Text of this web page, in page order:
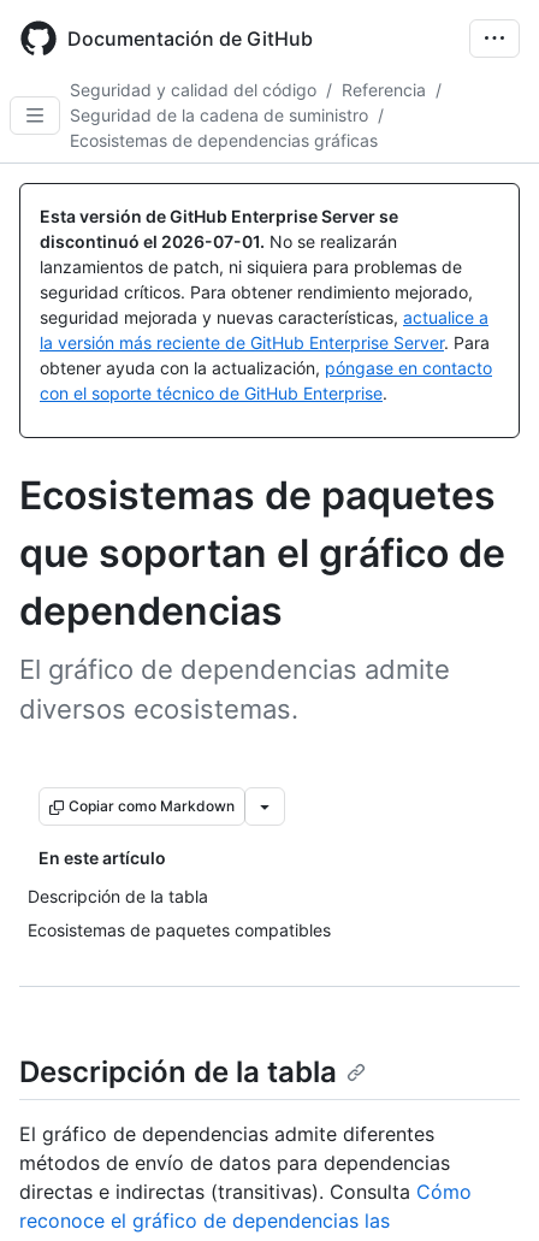
main
Documentación de GitHub
Seguridad y calidad del código / Referencia /
Seguridad de la cadena de suministro /
Ecosistemas de dependencias gráficas
Esta versión de GitHub Enterprise Server se
discontinuó el 2026-07-01. No se realizarán
lanzamientos de patch, ni siquiera para problemas de
seguridad críticos. Para obtener rendimiento mejorado,
seguridad mejorada y nuevas características, actualice a
la versión más reciente de GitHub Enterprise Server. Para
obtener ayuda con la actualización, póngase en contacto
con el soporte técnico de GitHub Enterprise.
Ecosistemas de paquetes
que soportan el gráfico de
dependencias
El gráfico de dependencias admite
diversos ecosistemas.
Copiar como Markdown
En este artículo
Descripción de la tabla
Ecosistemas de paquetes compatibles
Descripción de la tabla
El gráfico de dependencias admite diferentes
métodos de envío de datos para dependencias
directas e indirectas (transitivas). Consulta Cómo
reconoce el gráfico de dependencias las